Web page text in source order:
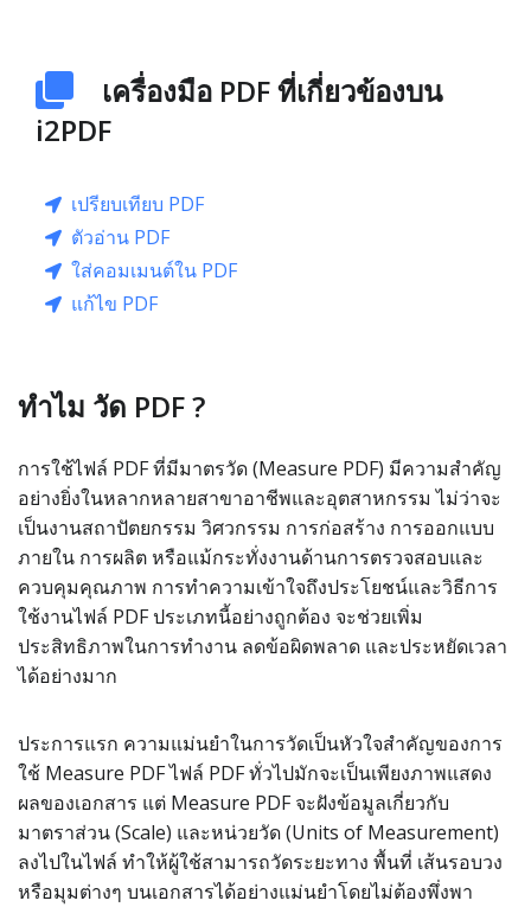
เครื่องมือ PDF ที่เกี่ยวข้องบน
i2PDF
เปรียบเทียบ PDF
ตัวอ่าน PDF
ใส่คอมเมนต์ใน PDF
แก้ไข PDF
ทำไม วัด PDF ?
การใช้ไฟล์ PDF ที่มีมาตรวัด (Measure PDF) มีความสำคัญ
อย่างยิ่งในหลากหลายสาขาอาชีพและอุตสาหกรรม ไม่ว่าจะ
เป็นงานสถาปัตยกรรม วิศวกรรม การก่อสร้าง การออกแบบ
ภายใน การผลิต หรือแม้กระทั่งงานด้านการตรวจสอบและ
ควบคุมคุณภาพ การทำความเข้าใจถึงประโยชน์และวิธีการ
ใช้งานไฟล์ PDF ประเภทนี้อย่างถูกต้อง จะช่วยเพิ่ม
ประสิทธิภาพในการทำงาน ลดข้อผิดพลาด และประหยัดเวลา
ได้อย่างมาก
ประการแรก ความแม่นยำในการวัดเป็นหัวใจสำคัญของการ
ใช้ Measure PDF ไฟล์ PDF ทั่วไปมักจะเป็นเพียงภาพแสดง
ผลของเอกสาร แต่ Measure PDF จะฝังข้อมูลเกี่ยวกับ
มาตราส่วน (Scale) และหน่วยวัด (Units of Measurement)
ลงไปในไฟล์ ทำให้ผู้ใช้สามารถวัดระยะทาง พื้นที่ เส้นรอบวง
หรือมุมต่างๆ บนเอกสารได้อย่างแม่นยำโดยไม่ต้องพึ่งพา